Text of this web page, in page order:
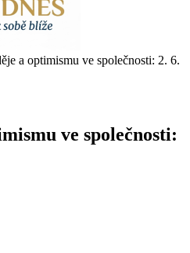
a optimismu ve společnosti: 2. 6.
ve společnosti: